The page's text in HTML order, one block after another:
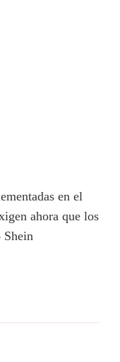
en el
ahora que los
Shein